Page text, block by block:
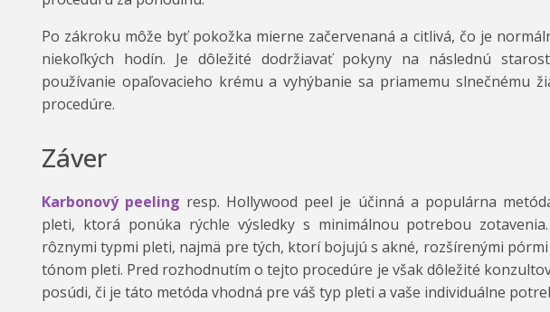
Po zákroku môže byť pokožka mierne začervenaná a citlivá, čo je
niekoľkých hodín. Je dôležité dodržiavať pokyny na následnú
používanie opaľovacieho krému a vyhýbanie sa priamemu slnečnému
procedúre.
Záver
Karbonový peeling resp. Hollywood peel je účinná a populárna
pleti, ktorá ponúka rýchle výsledky s minimálnou potrebou
rôznymi typmi pleti, najmä pre tých, ktorí bojujú s akné, rozšírenými
tónom pleti. Pred rozhodnutím o tejto procedúre je však dôležité
posúdi, či je táto metóda vhodná pre váš typ pleti a vaše individuálne